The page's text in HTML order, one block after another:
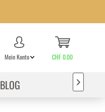
Mein Konto CHF 0.00
BLOG 